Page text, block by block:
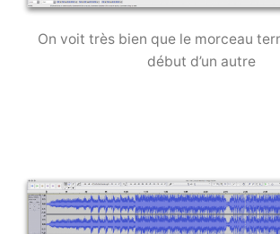
On voit très bien que le morceau
début d’un autre